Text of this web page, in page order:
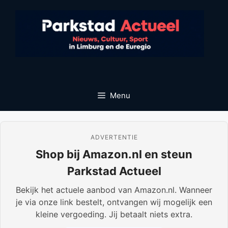
Menu
ADVERTENTIE
Shop bij Amazon.nl en steun
Parkstad Actueel
Bekijk het actuele aanbod van Amazon.nl. Wanneer
je via onze link bestelt, ontvangen wij mogelijk een
kleine vergoeding. Jij betaalt niets extra.